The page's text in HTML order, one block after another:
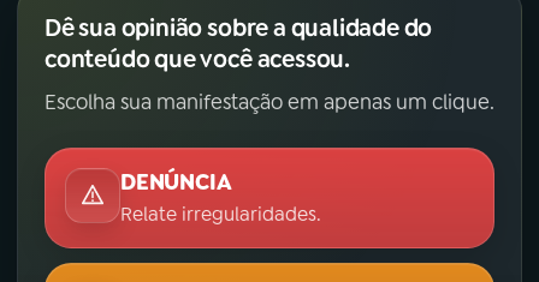
Dê sua opinião sobre a qualidade do
conteúdo que você acessou.
Escolha sua manifestação em apenas um clique.
DENÚNCIA
Relate irregularidades.